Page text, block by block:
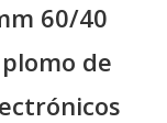
60/40
de